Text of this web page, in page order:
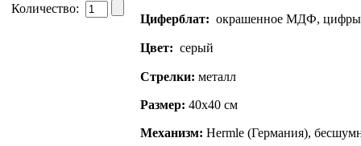
Количество:
Циферблат: окрашенное МДФ, цифры
Цвет: серый
Стрелки: металл
Размер: 40х40 см
Механизм: Hermle (Германия),